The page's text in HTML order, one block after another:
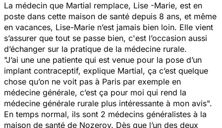
La médecin que Martial remplace, Lise -Marie, est en
poste dans cette maison de santé depuis 8 ans, et même
en vacances, Lise-Marie n’est jamais bien loin. Elle vient
s’assurer que tout se passe bien, c'est l’occasion aussi
d’échanger sur la pratique de la médecine rurale.
"J’ai une une patiente qui est venue pour la pose d’un
implant contraceptif, explique Martial, ça c’est quelque
chose qu’on ne voit pas à Paris par exemple en
médecine générale, c’est ça pour moi qui rend la
médecine générale rurale plus intéressante à mon avis".
En temps normal, ils sont 2 médecins généralistes à la
maison de santé de Nozeroy. Dès que l’un des deux